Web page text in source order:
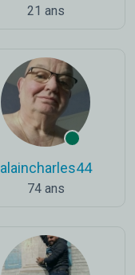
21 ans
alaincharles44
74 ans